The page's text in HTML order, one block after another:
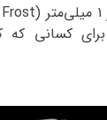
۱ میلی‌متر (Frost
کسانی که